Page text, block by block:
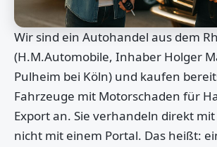
Wir sind ein Autohandel aus dem
(H.M.Automobile, Inhaber Holger
Pulheim bei Köln) und kaufen
Fahrzeuge mit Motorschaden für
Export an. Sie verhandeln direkt
nicht mit einem Portal. Das heißt: